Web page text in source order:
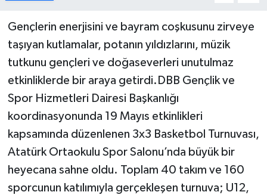
Gençlerin enerjisini ve bayram coşkusunu zirveye
taşıyan kutlamalar, potanın yıldızlarını, müzik
tutkunu gençleri ve doğaseverleri unutulmaz
etkinliklerde bir araya getirdi.DBB Gençlik ve
Spor Hizmetleri Dairesi Başkanlığı
koordinasyonunda 19 Mayıs etkinlikleri
kapsamında düzenlenen 3x3 Basketbol Turnuvası,
Atatürk Ortaokulu Spor Salonu’nda büyük bir
heyecana sahne oldu. Toplam 40 takım ve 160
sporcunun katılımıyla gerçekleşen turnuva; U12,